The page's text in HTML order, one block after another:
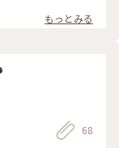
もっとみる
68